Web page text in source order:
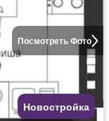
Посмотреть Фото
Новостройка